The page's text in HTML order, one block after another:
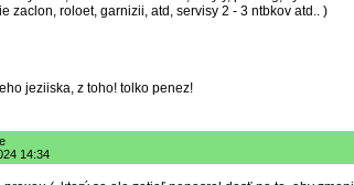
zaclon, roloet, garnizii, atd, servisy 2 - 3 ntbkov atd.. )
jeziiska, z toho! tolko penez!
14:34